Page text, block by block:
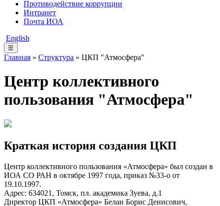
Противодействие коррупции
Интранет
Почта ИОА
English
☰
Главная » Структура » ЦКП "Атмосфера"
Центр коллективного
пользования "Атмосфера"
Краткая история создания ЦКП
Центр коллективного пользования «Атмосфера» был создан в
ИОА СО РАН в октябре 1997 года, приказ №33-о от
19.10.1997.
Адрес: 634021, Томск, пл. академика Зуева, д.1
Директор ЦКП «Атмосфера» Белан Борис Денисович,